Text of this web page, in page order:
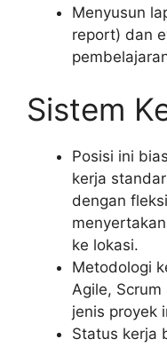
Menyusun
report) dan
Sistem
Posisi ini
kerja
dengan
ke lokasi.
Metodologi
Agile,
jenis proyek
Status kerja